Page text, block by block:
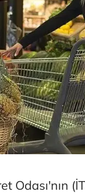
Odası'nın